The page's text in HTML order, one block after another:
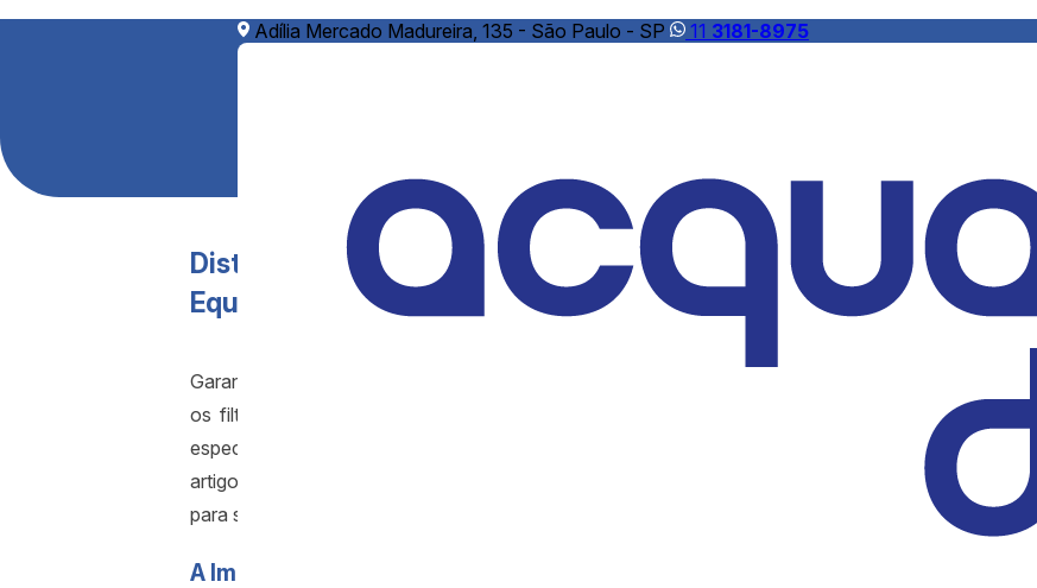
Adília Mercado Madureira, 135 - São Paulo - SP 11 3181-8975
Distribuidor de Filtro de Água: A Solução Ideal pela
Equipamentos
Garantir a qualidade da água que consumimos é essencial para a saúde e bem-estar. Com a
os filtros de água se tornaram indispensáveis em residências e empresas. A
especialista na distribuição de filtros de água de alta qualidade, oferecendo soluções
artigo, abordaremos a importância dos filtros de água, os benefícios de adquiri-los com um
para suas necessidades.
A Importância dos Filtros de Água